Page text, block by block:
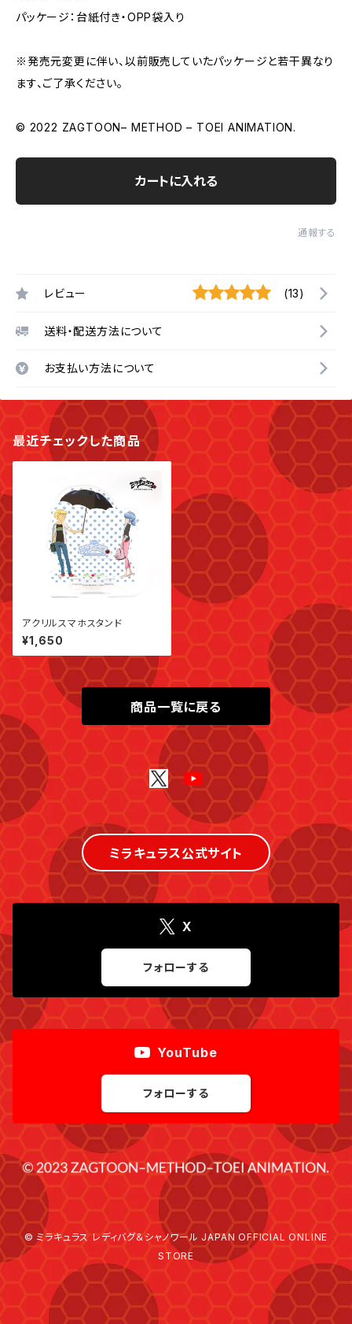
パッケージ：台紙付き・OPP袋入り
※発売元変更に伴い、以前販売していたパッケージと若干異なり
ます、ご了承ください。
© 2022 ZAGTOON– METHOD – TOEI ANIMATION.
カートに入れる
通報する
レビュー (13)
送料・配送方法について
お支払い方法について
最近チェックした商品
アクリルスマホスタンド
¥1,650
商品一覧に戻る
ミラキュラス公式サイト
X
フォローする
YouTube
フォローする
© ミラキュラス レディバグ＆シャノワール JAPAN OFFICIAL ONLINE
STORE